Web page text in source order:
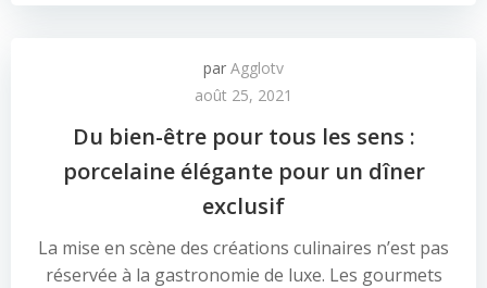
par Agglotv
août 25, 2021
Du bien-être pour tous les sens :
porcelaine élégante pour un dîner
exclusif
La mise en scène des créations culinaires n’est pas
réservée à la gastronomie de luxe. Les gourmets